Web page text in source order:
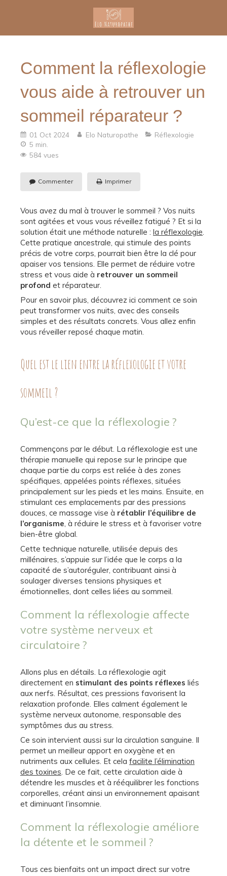
Comment la réflexologie
vous aide à retrouver un
sommeil réparateur ?
01 Oct 2024 Elo Naturopathe
Réflexologie
5 min.
584 vues
Commenter Imprimer
Vous avez du mal à trouver le sommeil ? Vos nuits
sont agitées et vous vous réveillez fatigué ? Et si la
solution était une méthode naturelle : la réflexologie
Cette pratique ancestrale, qui stimule des points
précis de votre corps, pourrait bien être la clé pour
apaiser vos tensions. Elle permet de réduire votre
stress et vous aide à retrouver un sommeil
profond et réparateur.
Pour en savoir plus, découvrez ici comment ce soin
peut transformer vos nuits, avec des conseils
simples et des résultats concrets. Vous allez enfin
vous réveiller reposé chaque matin.
Quel est le lien entre la réflexologie et votre
sommeil ?
Qu’est-ce que la réflexologie ?
Commençons par le début. La réflexologie est une
thérapie manuelle qui repose sur le principe que
chaque partie du corps est reliée à des zones
spécifiques, appelées points réflexes, situées
principalement sur les pieds et les mains. Ensuite, en
stimulant ces emplacements par des pressions
douces, ce massage vise à rétablir l’équilibre de
l’organisme , à réduire le stress et à favoriser votre
bien-être global.
Cette technique naturelle, utilisée depuis des
millénaires, s’appuie sur l’idée que le corps a la
capacité de s’autoréguler, contribuant ainsi à
soulager diverses tensions physiques et
émotionnelles, dont celles liées au sommeil.
Comment la réflexologie affecte
votre système nerveux et
circulatoire ?
Allons plus en détails. La réflexologie agit
directement en stimulant des points réflexes liés
aux nerfs. Résultat, ces pressions favorisent la
relaxation profonde. Elles calment également le
système nerveux autonome, responsable des
symptômes dus au stress.
Ce soin intervient aussi sur la circulation sanguine. Il
permet un meilleur apport en oxygène et en
nutriments aux cellules. Et cela facilite l’élimination
des toxines . De ce fait, cette circulation aide à
détendre les muscles et à rééquilibrer les fonctions
corporelles, créant ainsi un environnement apaisant
et diminuant l’insomnie.
Comment la réflexologie améliore
la détente et le sommeil ?
Tous ces bienfaits ont un impact direct sur votre